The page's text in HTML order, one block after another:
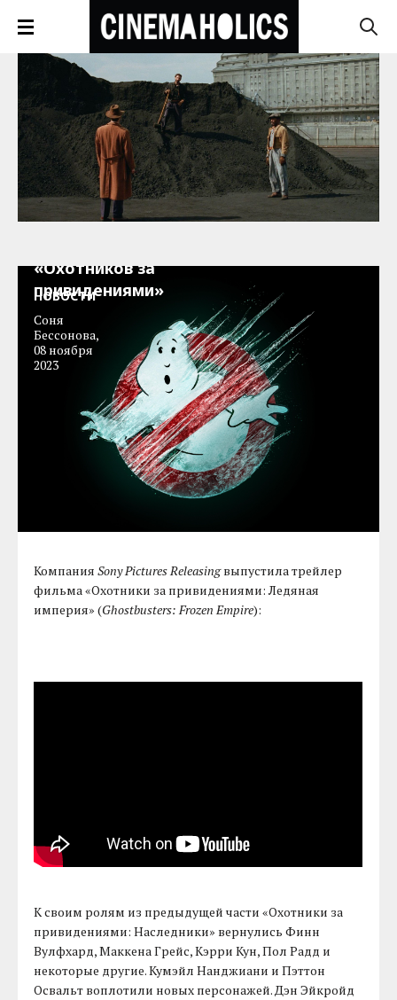
Вышел
«Охотников за
привидениями»
Соня
Бессонова,
08 ноября
2023
НОВОСТИ
КомпанияSony Pictures Releasingвыпустила трейлер
фильма «Охотники за привидениями: Ледяная
империя» (Ghostbusters: Frozen Empire):
К своим ролям из предыдущей части «Охотники за
привидениями: Наследники» вернулись Финн
Вулфхард, Маккена Грейс, Кэрри Кун, Пол Радд и
некоторые другие. Кумэйл Нанджиани и Пэттон
Освальт воплотили новых персонажей. Дэн Эйкройд